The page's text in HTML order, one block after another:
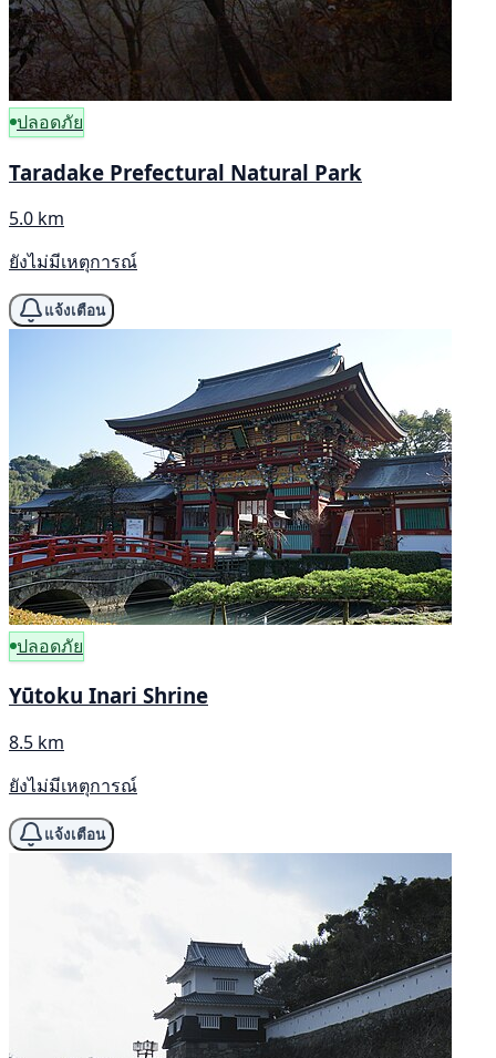
ปลอดภัย
Taradake Prefectural Natural Park
5.0 km
ยังไม่มีเหตุการณ์
แจ้งเตือน
ปลอดภัย
Yūtoku Inari Shrine
8.5 km
ยังไม่มีเหตุการณ์
แจ้งเตือน